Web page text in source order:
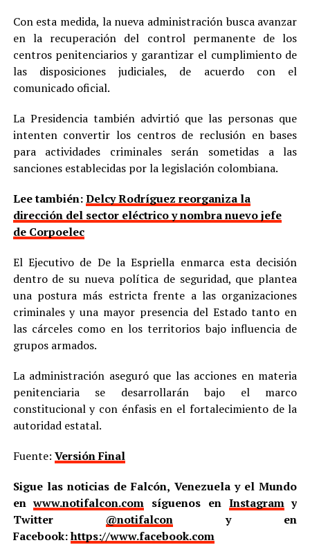
Con esta medida, la nueva administración busca avanzar
en la recuperación del control permanente de los
centros penitenciarios y garantizar el cumplimiento de
las disposiciones judiciales, de acuerdo con el
comunicado oficial.
La Presidencia también advirtió que las personas que
intenten convertir los centros de reclusión en bases
para actividades criminales serán sometidas a las
sanciones establecidas por la legislación colombiana.
Lee también:Delcy Rodríguez reorganiza la
dirección del sector eléctrico y nombra nuevo jefe
de Corpoelec
El Ejecutivo de De la Espriella enmarca esta decisión
dentro de su nueva política de seguridad, que plantea
una postura más estricta frente a las organizaciones
criminales y una mayor presencia del Estado tanto en
las cárceles como en los territorios bajo influencia de
grupos armados.
La administración aseguró que las acciones en materia
penitenciaria se desarrollarán bajo el marco
constitucional y con énfasis en el fortalecimiento de la
autoridad estatal.
Fuente: Versión Final
Sigue las noticias de Falcón, Venezuela y el Mundo
enwww.notifalcon.com síguenos en Instagramy
Twitter @notifalcony en
Facebook:https://www.facebook.com